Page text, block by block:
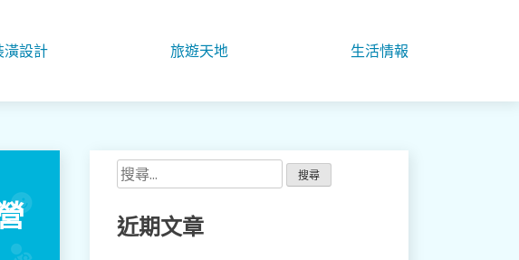
潢設計 旅遊天地 生活情報
搜
尋
關
鍵
近期文章